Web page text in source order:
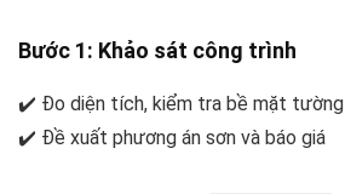
Bước 1: Khảo sát công trình
✔️ Đo diện tích, kiểm tra bề mặt tường
✔️ Đề xuất phương án sơn và báo giá